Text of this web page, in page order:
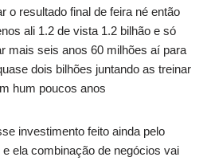
o resultado final de feira né então
ali 1.2 de vista 1.2 bilhão e só
mais seis anos 60 milhões aí para
dois bilhões juntando as treinar
hum poucos anos
investimento feito ainda pelo
ela combinação de negócios vai